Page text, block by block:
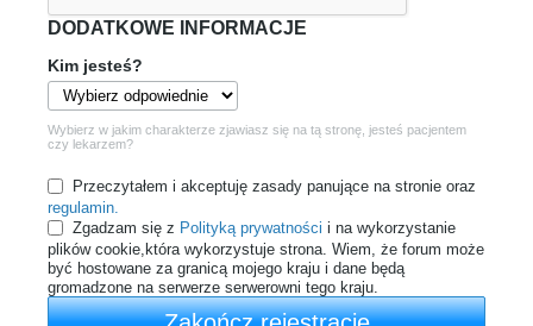
DODATKOWE INFORMACJE
Kim jesteś?
Wybierz w jakim charakterze zjawiasz się na tą stronę, jesteś pacjentem
czy lekarzem?
Przeczytałem i akceptuję zasady panujące na stronie oraz
regulamin.
Zgadzam się z Polityką prywatności i na wykorzystanie
plików cookie,która wykorzystuje strona. Wiem, że forum może
być hostowane za granicą mojego kraju i dane będą
gromadzone na serwerze serwerowni tego kraju.